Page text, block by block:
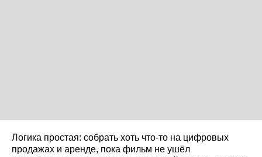
Логика простая: собрать хоть что-то на цифровых
продажах и аренде, пока фильм не ушёл